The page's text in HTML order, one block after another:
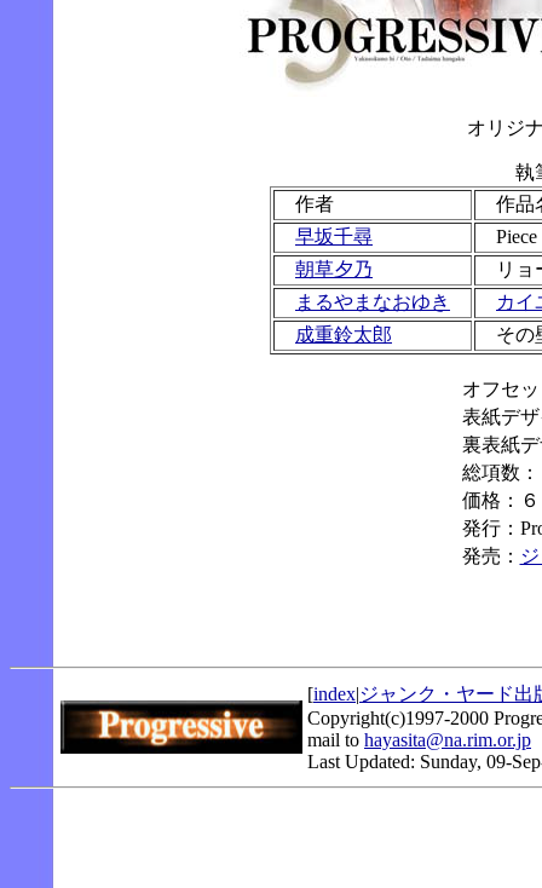
オリジ
執
作者
作品
早坂千尋
Piece
朝草夕乃
リョ
まるやまなおゆき
カイ
成重鈴太郎
その
オフセ
表紙デ
裏表紙
総項数
価格：
発行：
発売：
[index|ジャンク・ヤード出
Copyright(c)1997-2000
mail to hayasita@na.rim.or.jp
Last Updated: Sunday, 09-